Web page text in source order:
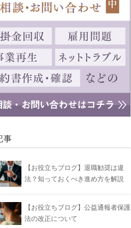
事
【お役立ちブログ】退職勧奨は違
法？知っておくべき進め方を解説
【お役立ちブログ】公益通報者保護
法の改正について